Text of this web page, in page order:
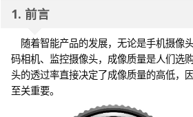
1. 前言
随着智能产品的发展，无论是手机摄像
码相机、监控摄像头，成像质量是人们选
头的透过率直接决定了成像质量的高低，
至关重要。